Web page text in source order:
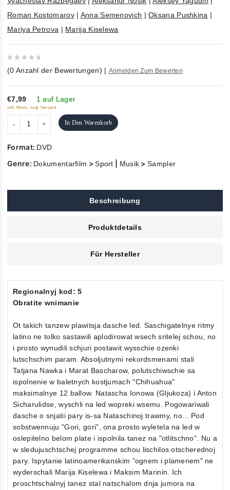
Roman Kostomarov| Anna Semenovich |Oksana Pushkina |
Mariya Petrova | Marija Kiselewa
out
of
5
(0 Anzahl der Bewertungen) | Anmelden Zum Bewerten
€7,99 1 auf Lager
inkl. Mwst., zzgl. Versand
In Den Warenkorb
Format: DVD
Genre: Dokumentarfilm >Sport Musik >Sampler
Beschreibung
Produktdetails
Für Hersteller
Regionalnyj kod: 5
Obratite wnimanie
Ot takich tanzew plawitsja dasche led. Saschigatelnye ritmy
latino ne tolko sastawili aplodirowat wsech sritelej schou, no
i prosto wynudili schjuri postawit wysschie ozenki
lutschschim param. Absoljutnymi rekordsmenami stali
Tatjana Nawka i Marat Bascharow, polutschiwschie sa
ispolnenie w baletnych kostjumach "Chihuahua"
maksimalnye 12 ballow. Natascha Ionowa (Gljukoza) i Anton
Sicharulidse, wyschli na led wopreki wsemu. Pogowariwali
dasche o snjatii pary is-sa Nataschinoj trawmy, no... Pod
sobstwennuju "Gori, gori", ona prosto wyletela na led w
oslepitelno belom plate i ispolnila tanez na "otlitschno". Nu a
w sledujuschtschej programme schou lischilos otscherednoj
pary. Ispytanie latinoamerikanskim "ognem i plamenem" ne
wyderschali Marija Kiselewa i Maksim Marinin. Ich
proschtschalnyj tanez stal natschalom dnja jumora na